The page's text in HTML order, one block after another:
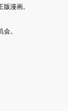
漫画。
。